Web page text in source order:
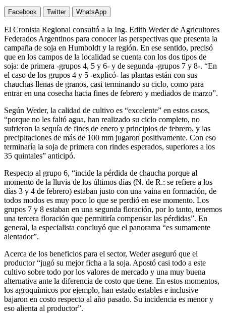
Facebook Twitter WhatsApp
El Cronista Regional consultó a la Ing. Edith Weder de Agricultores
Federados Argentinos para conocer las perspectivas que presenta la
campaña de soja en Humboldt y la región. En ese sentido, precisó
que en los campos de la localidad se cuenta con los dos tipos de
soja: de primera -grupos 4, 5 y 6- y de segunda -grupos 7 y 8-. “En
el caso de los grupos 4 y 5 -explicó- las plantas están con sus
chauchas llenas de granos, casi terminando su ciclo, como para
entrar en una cosecha hacia fines de febrero y mediados de marzo”.
Según Weder, la calidad de cultivo es “excelente” en estos casos,
“porque no les faltó agua, han realizado su ciclo completo, no
sufrieron la sequía de fines de enero y principios de febrero, y las
precipitaciones de más de 100 mm jugaron positivamente. Con eso
terminaría la soja de primera con rindes esperados, superiores a los
35 quintales” anticipó.
Respecto al grupo 6, “incide la pérdida de chaucha porque al
momento de la lluvia de los últimos días (N. de R.: se refiere a los
días 3 y 4 de febrero) estaban justo con una vaina en formación, de
todos modos es muy poco lo que se perdió en ese momento. Los
grupos 7 y 8 estaban en una segunda floración, por lo tanto, tenemos
una tercera floración que permitiría compensar las pérdidas”. En
general, la especialista concluyó que el panorama “es sumamente
alentador”.
Acerca de los beneficios para el sector, Weder aseguró que el
productor “jugó su mejor ficha a la soja. Apostó casi todo a este
cultivo sobre todo por los valores de mercado y una muy buena
alternativa ante la diferencia de costo que tiene. En estos momentos,
los agroquímicos por ejemplo, han estado estables e inclusive
bajaron en costo respecto al año pasado. Su incidencia es menor y
eso alienta al productor”.